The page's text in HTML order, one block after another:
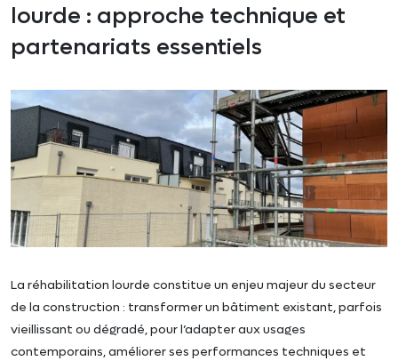
lourde : approche technique et
partenariats essentiels
La réhabilitation lourde constitue un enjeu majeur du secteur
de la construction : transformer un bâtiment existant, parfois
vieillissant ou dégradé, pour l’adapter aux usages
contemporains, améliorer ses performances techniques et